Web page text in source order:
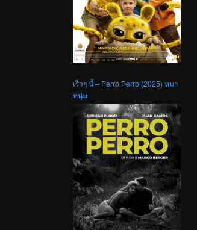
เร็วๆ นี้ – Perro Perro (2025) หมา
หนุ่ม